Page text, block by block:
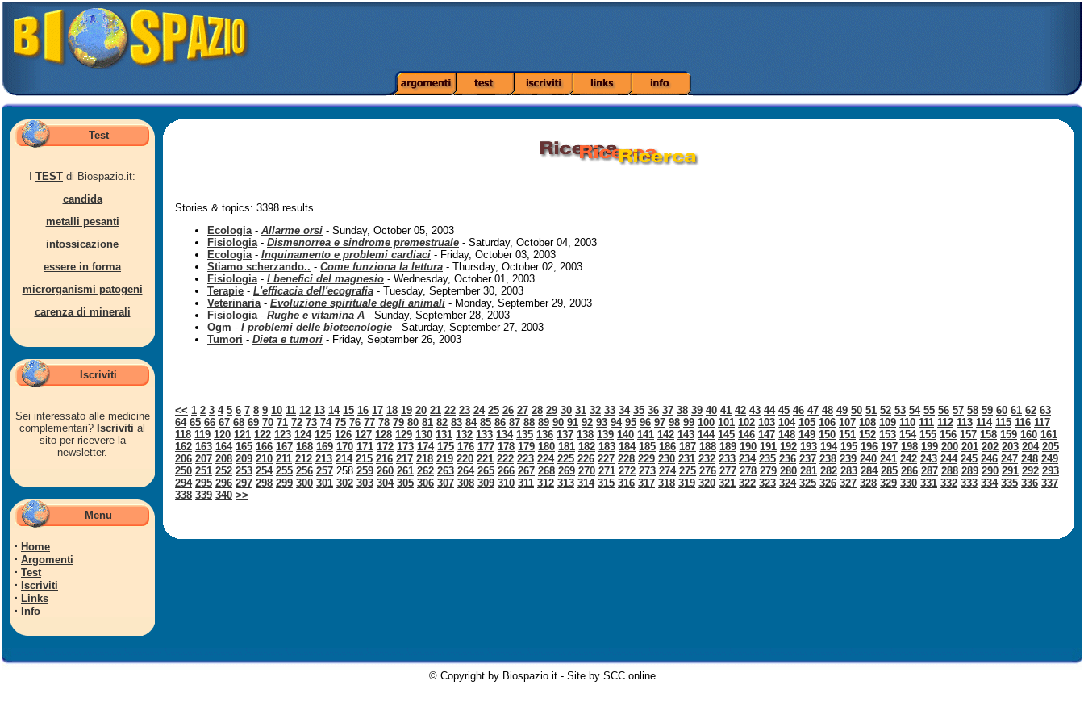
Test
TEST di Biospazio.it:
candida
metalli pesanti
intossicazione
essere in forma
microrganismi patogeni
carenza di minerali
Iscriviti
Sei interessato alle medicine
complementari? Iscriviti al
sito per ricevere la
newsletter.
Menu
· Home
· Argomenti
· Test
· Iscriviti
· Links
· Info
Stories & topics: 3398 results
Ecologia- Allarme orsi - Sunday, October 05, 2003
Fisiologia- Dismenorrea e sindrome premestruale - Saturday, October 04, 2003
Ecologia- Inquinamento e problemi cardiaci - Friday, October 03, 2003
Stiamo scherzando.. - Come funziona la lettura - Thursday, October 02, 2003
Fisiologia- I benefici del magnesio - Wednesday, October 01, 2003
Terapie - L'efficacia dell'ecografia - Tuesday, September 30, 2003
Veterinaria- Evoluzione spirituale degli animali - Monday, September 29, 2003
Fisiologia- Rughe e vitamina A - Sunday, September 28, 2003
Ogm - I problemi delle biotecnologie - Saturday, September 27, 2003
Tumori - Dieta e tumori - Friday, September 26, 2003
<< 1 2 3 4 5 6 7 8 9 10 11 12 13 14 15 16 17 18 19 20 21 22 23 24 25 26 27 28 29 30 31 32 33 34 35 36 37 38 39 40 41 42 43 44 45 46 47 48 49 50 51 52 53 54 55 56 57 58 59 60 61 62 63
64 65 66 67 68 69 70 71 72 73 74 75 76 77 78 79 80 81 82 83 84 85 86 87 88 89 90 91 92 93 94 95 96 97 98 99 100 101 102 103 104 105 106 107 108 109 110 111 112 113 114 115 116 117
118 119 120 121 122 123 124 125 126 127 128 129 130 131 132 133 134 135 136 137 138 139 140 141 142 143 144 145 146 147 148 149 150 151 152 153 154 155 156 157 158 159 160 161
162 163 164 165 166 167 168 169 170 171 172 173 174 175 176 177 178 179 180 181 182 183 184 185 186 187 188 189 190 191 192 193 194 195 196 197 198 199 200 201 202 203 204 205
206 207 208 209 210 211 212 213 214 215 216 217 218 219 220 221 222 223 224 225 226 227 228 229 230 231 232 233 234 235 236 237 238 239 240 241 242 243 244 245 246 247 248 249
250 251 252 253 254 255 256 257 258 259 260 261 262 263 264 265 266 267 268 269 270 271 272 273 274 275 276 277 278 279 280 281 282 283 284 285 286 287 288 289 290 291 292 293
294 295 296 297 298 299 300 301 302 303 304 305 306 307 308 309 310 311 312 313 314 315 316 317 318 319 320 321 322 323 324 325 326 327 328 329 330 331 332 333 334 335 336 337
338 339 340 >>
© Copyright by Biospazio.it - Site by SCC online